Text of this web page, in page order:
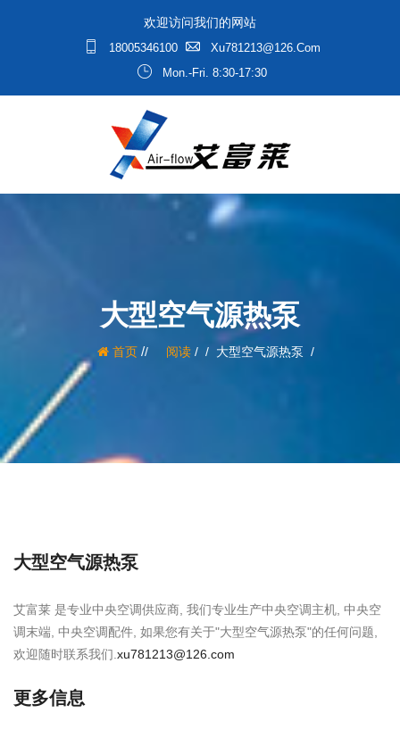
欢迎访问我们的网站
18005346100
Xu781213@126.com
Mon.-Fri. 8:30-17:30
大型空气源热泵
首页/ 阅读/ 大型空气源热泵
大型空气源热泵
艾富莱 是专业中央空调供应商, 我们专业生产中央空调主机, 中央空
调末端, 中央空调配件, 如果您有关于"大型空气源热泵"的任何问题,
欢迎随时联系我们. xu781213@126.com
更多信息